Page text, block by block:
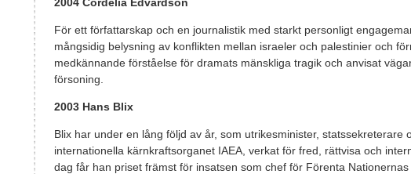
För ett författarskap och en journalistik med starkt personligt
mångsidig belysning av konflikten mellan israeler och palestinier och
medkännande förståelse för dramats mänskliga tragik och anvisat
försoning.
2003 Hans Blix
Blix har under en lång följd av år, som utrikesminister, statssekreterare
internationella kärnkraftsorganet IAEA, verkat för fred, rättvisa och
dag får han priset främst för insatsen som chef för Förenta Nationernas